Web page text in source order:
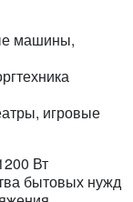
машины,
игровые
Вт
бытовых нужд